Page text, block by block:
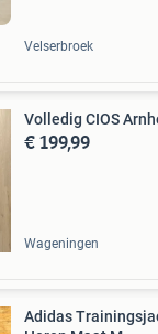
Velserbroek
Volledig CIOS
€ 199,99
Wageningen
Adidas